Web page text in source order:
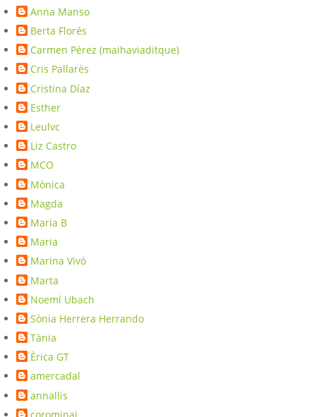
Anna Manso
Berta Florés
Carmen Pérez (maihaviaditque)
Cris Pallarès
Cristina Díaz
Esther
Leulvc
Liz Castro
MCO
Mònica
Magda
Maria B
Maria
Marina Vivó
Marta
Noemí Ubach
Sònia Herrera Herrando
Tània
Èrica GT
amercadal
annallis